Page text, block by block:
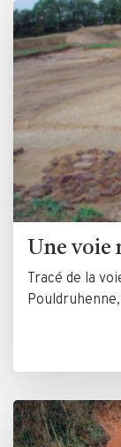
Une voie
Tracé de la